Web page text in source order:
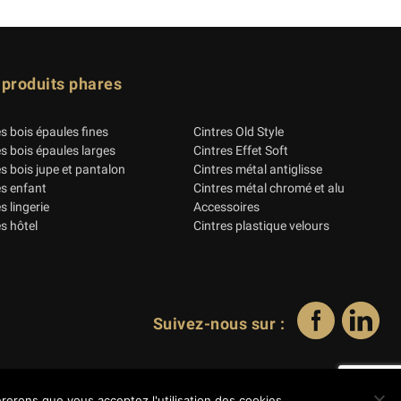
phares
bois épaules fines
bois épaules larges
bois jupe et pantalon
enfant
lingerie
hôtel
Cintres Old Style
Cintres Effet Soft
Cintres métal antiglisse
Cintres métal chromé et alu
Accessoires
Cintres plastique velours
Suivez-nous sur :